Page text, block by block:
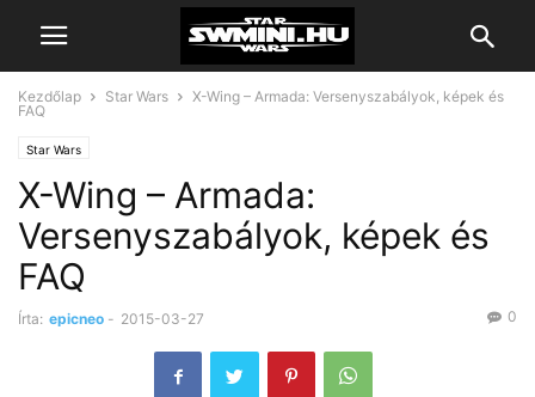
Kezdőlap Star Wars
X-Wing – Armada: Versenyszabályok, képek és
FAQ
Star Wars
X-Wing – Armada:
Versenyszabályok, képek és
FAQ
Írta: epicneo - 2015-03-27 0